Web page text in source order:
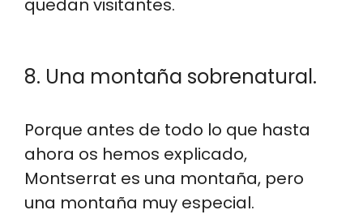
quedan visitantes.
8. Una montaña sobrenatural.
Porque antes de todo lo que hasta
ahora os hemos explicado,
Montserrat es una montaña, pero
una montaña muy especial.